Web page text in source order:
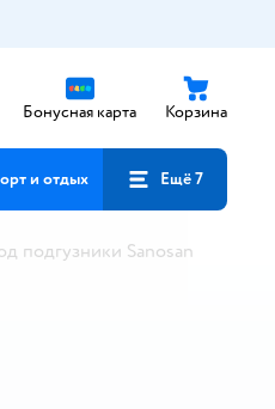
Бонусная карта Корзина
и отдых Ещё 7
подгузники Sanosan